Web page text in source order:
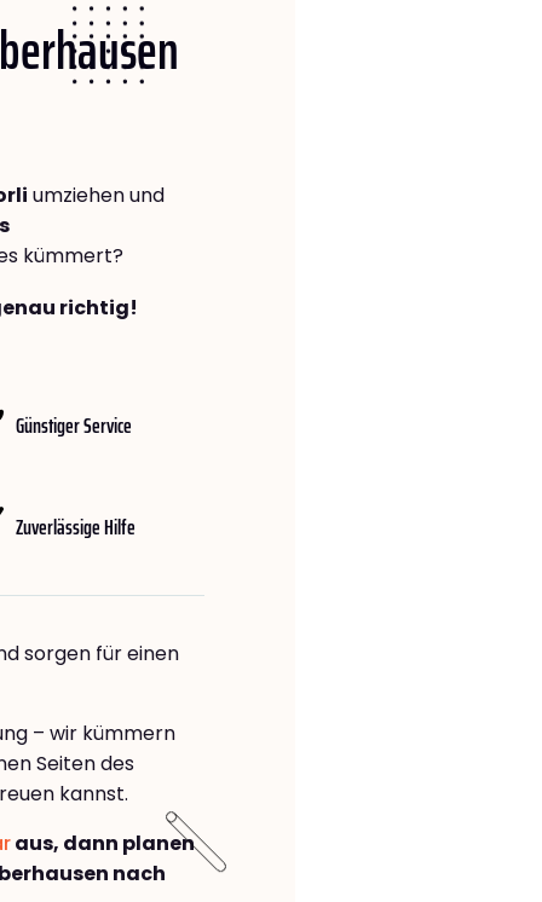
umziehen und
kümmert?
richtig!
Günstiger Service
Zuverlässige Hilfe
sorgen für einen
– wir kümmern
Seiten des
kannst.
aus, dann planen
nach